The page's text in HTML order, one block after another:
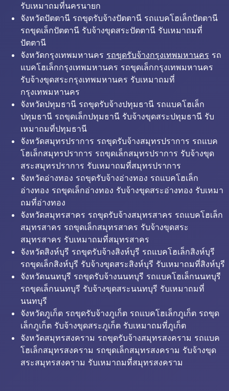
รับเหมาถมที่นครนายก
จังหวัดปัตตานี รถขุดรับจ้างปัตตานี รถแบคโฮเล็กปัตตานี
รถขุดเล็กปัตตานี รับจ้างขุดสระปัตตานี รับเหมาถมที่
ปัตตานี
จังหวัดกรุงเทพมหานคร รถขุดรับจ้างกรุงเทพมหานคร รถ
แบคโฮเล็กกรุงเทพมหานคร รถขุดเล็กกรุงเทพมหานคร
รับจ้างขุดสระกรุงเทพมหานคร รับเหมาถมที่
กรุงเทพมหานคร
จังหวัดปทุมธานี รถขุดรับจ้างปทุมธานี รถแบคโฮเล็ก
ปทุมธานี รถขุดเล็กปทุมธานี รับจ้างขุดสระปทุมธานี รับ
เหมาถมที่ปทุมธานี
จังหวัดสมุทรปราการ รถขุดรับจ้างสมุทรปราการ รถแบค
โฮเล็กสมุทรปราการ รถขุดเล็กสมุทรปราการ รับจ้างขุด
สระสมุทรปราการ รับเหมาถมที่สมุทรปราการ
จังหวัดอ่างทอง รถขุดรับจ้างอ่างทอง รถแบคโฮเล็ก
อ่างทอง รถขุดเล็กอ่างทอง รับจ้างขุดสระอ่างทอง รับเหมา
ถมที่อ่างทอง
จังหวัดสมุทรสาคร รถขุดรับจ้างสมุทรสาคร รถแบคโฮเล็ก
สมุทรสาคร รถขุดเล็กสมุทรสาคร รับจ้างขุดสระ
สมุทรสาคร รับเหมาถมที่สมุทรสาคร
จังหวัดสิงห์บุรี รถขุดรับจ้างสิงห์บุรี รถแบคโฮเล็กสิงห์บุรี
รถขุดเล็กสิงห์บุรี รับจ้างขุดสระสิงห์บุรี รับเหมาถมที่สิงห์บุรี
จังหวัดนนทบุรี รถขุดรับจ้างนนทบุรี รถแบคโฮเล็กนนทบุรี
รถขุดเล็กนนทบุรี รับจ้างขุดสระนนทบุรี รับเหมาถมที่
นนทบุรี
จังหวัดภูเก็ต รถขุดรับจ้างภูเก็ต รถแบคโฮเล็กภูเก็ต รถขุด
เล็กภูเก็ต รับจ้างขุดสระภูเก็ต รับเหมาถมที่ภูเก็ต
จังหวัดสมุทรสงคราม รถขุดรับจ้างสมุทรสงคราม รถแบค
โฮเล็กสมุทรสงคราม รถขุดเล็กสมุทรสงคราม รับจ้างขุด
สระสมุทรสงคราม รับเหมาถมที่สมุทรสงคราม